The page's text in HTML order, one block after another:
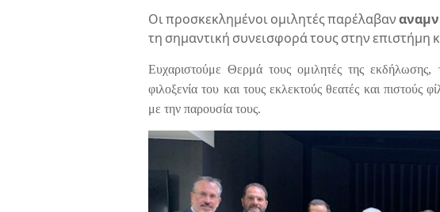
Οι προσκεκλημένοι ομιλητές παρέλαβαν
τη σημαντική συνεισφορά τους στην επιστήμη
Ευχαριστούμε Θερμά τους ομιλητές της εκδήλωσης,
φιλοξενία του και τους εκλεκτούς θεατές και πιστούς
με την παρουσία τους.